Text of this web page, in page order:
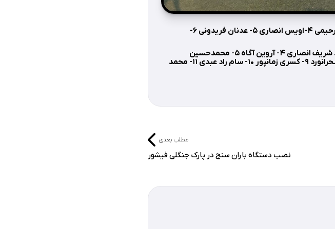
رده زیر ۱۲ سال:۱- شاهین حسین نیا ۲-محمدشجاعی ۳-یاسر رحیمی ۴-اویس انصاری ۵- عدنان فریدونی ۶-
رده زیر ۱۳ سال: ۱- محمد خانه باز ۲- پارسا حسن پور ۳- محمد شریف انصاری ۴- آروین آگاه ۵- محمدحسین
سلیمانی ۶- محمد صدیق ۷-محمدرسول بنی زمان ۸- احمد صحرانورد ۹- کسری زمانپور ۱۰- سام راد عبدی ۱۱- محمد
مطلب بعدی
نصب دستگاه باران سنج در پارک جنگلی فیشور